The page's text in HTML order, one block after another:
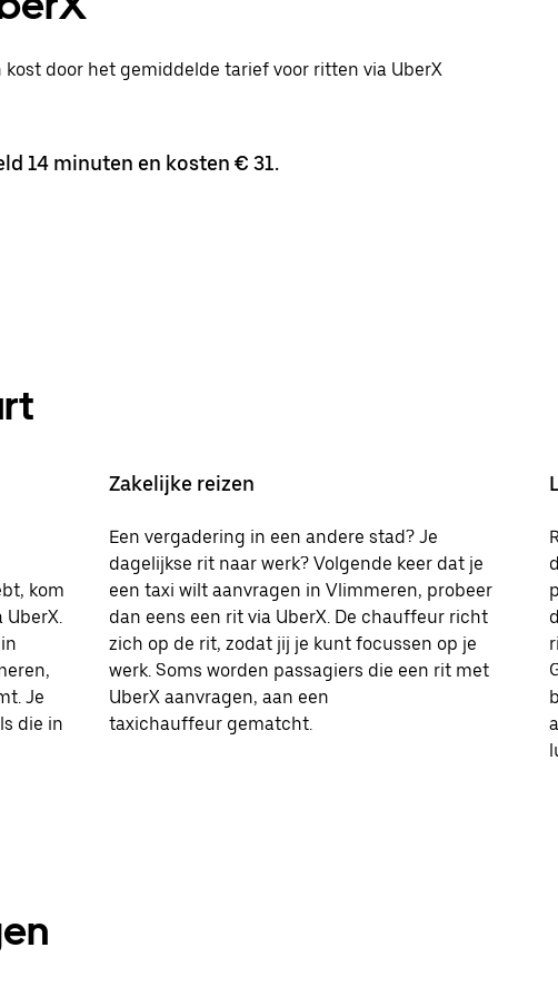
door het gemiddelde tarief voor ritten via UberX
14 minuten en kosten € 31.
kom
Je
die in
Zakelijke reizen
Een vergadering in een andere stad? Je
dagelijkse rit naar werk? Volgende keer dat je
een taxi wilt aanvragen in Vlimmeren, probeer
dan eens een rit via UberX. De chauffeur richt
zich op de rit, zodat jij je kunt focussen op je
werk. Soms worden passagiers die een rit met
UberX aanvragen, aan een
taxichauffeur gematcht.